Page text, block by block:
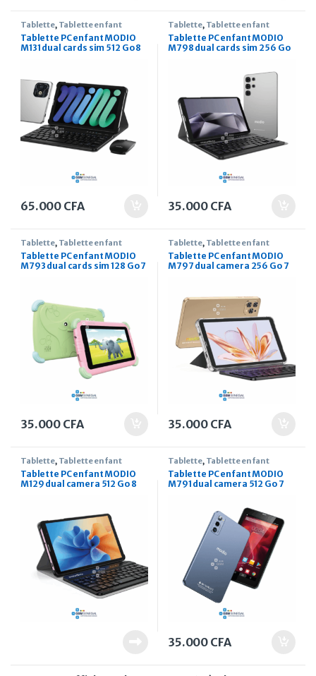
Tablette, Tablette enfant
Tablette PC enfant MODIO
M131 dual cards sim 512 Go 8
65.000 CFA
Tablette, Tablette enfant
Tablette PC enfant MODIO
M798 dual cards sim 256 Go
35.000 CFA
Tablette, Tablette enfant
Tablette PC enfant MODIO
M793 dual cards sim 128 Go 7
35.000 CFA
Tablette, Tablette enfant
Tablette PC enfant MODIO
M797 dual camera 256 Go 7
35.000 CFA
Tablette, Tablette enfant
Tablette PC enfant MODIO
M129 dual camera 512 Go 8
Tablette, Tablette enfant
Tablette PC enfant MODIO
M791 dual camera 512 Go 7
35.000 CFA